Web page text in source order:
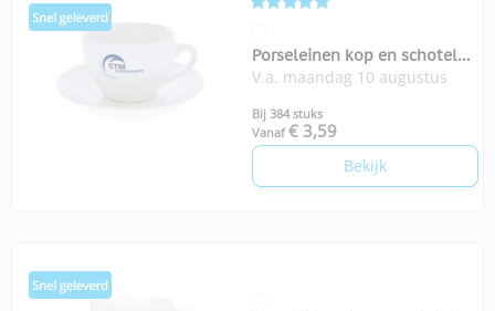
Porseleinen kop en schotel
200 ml
V.a. maandag 10 augustus
Bij 384 stuks
Vanaf € 3,59
Bekijk